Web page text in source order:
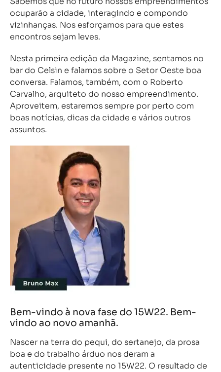
ocuparão a cidade, interagindo e compondo
vizinhanças. Nos esforçamos para que estes
encontros sejam leves.
Nesta primeira edição da Magazine, sentamos no
bar do Celsin e falamos sobre o Setor Oeste boa
conversa. Falamos, também, com o Roberto
Carvalho, arquiteto do nosso empreendimento.
Aproveitem, estaremos sempre por perto com
boas notícias, dicas da cidade e vários outros
assuntos.
Bem-vindo à nova fase do 15W22. Bem-
vindo ao novo amanhã.
Nascer na terra do pequi, do sertanejo, da prosa
boa e do trabalho árduo nos deram a
autenticidade presente no 15W22. O resultado de